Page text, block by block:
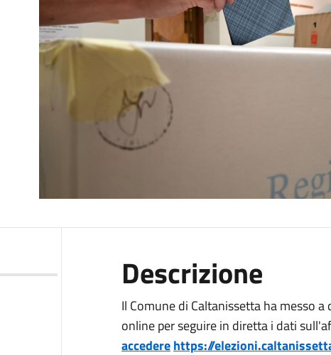
Descrizione
Il Comune di Caltanissetta ha messo
online per seguire in diretta i dati
accederehttps://